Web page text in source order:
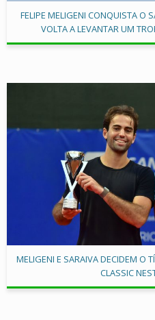
FELIPE MELIGENI CONQUISTA O
VOLTA A LEVANTAR UM
MELIGENI E SARAIVA DECIDEM O
CLASSIC